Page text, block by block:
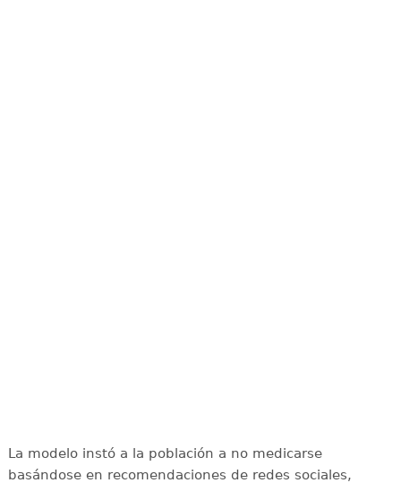
La modelo instó a la población a no medicarse
basándose en recomendaciones de redes sociales,